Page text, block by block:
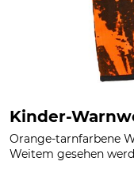
Kinder-
Orange-tarnfarbene
Weitem gesehen